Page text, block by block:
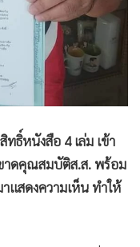
ทธิ์หนังสือ 4 เล่ม เข้า
าดคุณสมบัติส.ส. พร้อม
แสดงความเห็น ทำให้